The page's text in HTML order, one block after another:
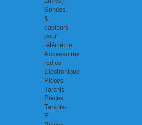
Sondes
&
capteurs
pour
télémétrie
Accessoires
radios
Electronique
Pièces
Taranis
Pièces
Taranis-
E